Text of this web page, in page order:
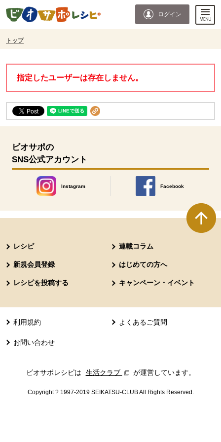
ページの先頭です。
ログイン
トップ
現在位置ここまで
指定したユーザーは存在しません。
ビオサポの
SNS公式アカウント
Instagram
別のウィンドウで開きます。
Facebook
別のウィンドウで開きます
レシピ 連載コラム
新規会員登録 はじめての方へ
レシピを投稿する キャンペーン・イベント
利用規約 よくあるご質問
お問い合わせ
ビオサポレシピは 生活クラブ 別のウィンドウで開きます。
が運営しています。
Copyright ? 1997-2019 SEIKATSU-CLUB All Rights Reserved.